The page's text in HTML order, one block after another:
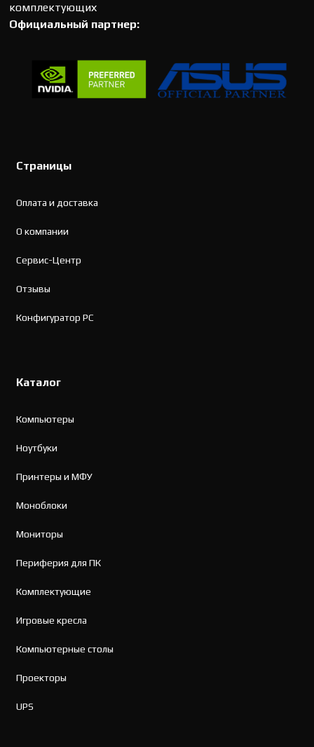
комплектующих
Официальный партнер:
Страницы
Оплата и доставка
О компании
Сервис-Центр
Отзывы
Конфигуратор PC
Каталог
Компьютеры
Ноутбуки
Принтеры и МФУ
Моноблоки
Мониторы
Периферия для ПК
Комплектующие
Игровые кресла
Компьютерные столы
Проекторы
UPS